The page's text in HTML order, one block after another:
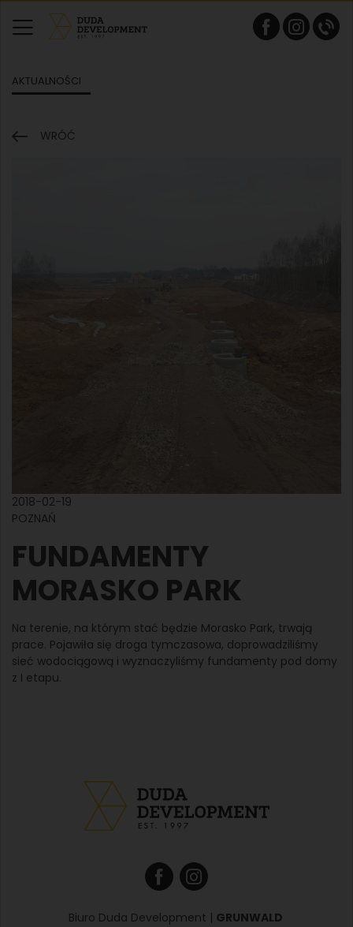
AKTUALNOŚCI
WRÓĆ
2018-02-19
POZNAŃ
FUNDAMENTY
MORASKO PARK
Na terenie, na którym stać będzie Morasko Park, trwają
prace. Pojawiła się droga tymczasowa, doprowadziliśmy
sieć wodociągową i wyznaczyliśmy fundamenty pod domy
z I etapu.
Biuro Duda Development | GRUNWALD